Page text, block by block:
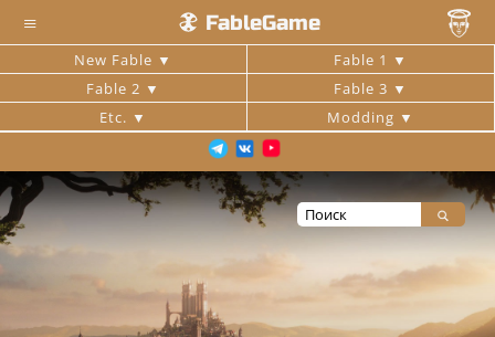
≡ FableGame
New Fable
Fable 1
Fable 2
Fable 3
Etc.
Modding